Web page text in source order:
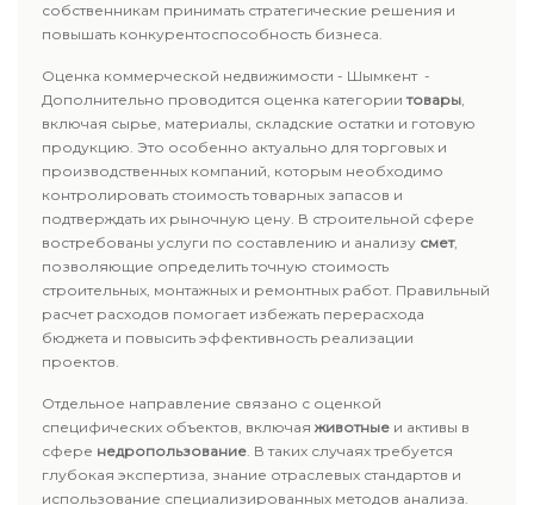
собственникам принимать стратегические решения и
повышать конкурентоспособность бизнеса.
Оценка коммерческой недвижимости - Шымкент -
Дополнительно проводится оценка категориитовары,
включая сырье, материалы, складские остатки и готовую
продукцию. Это особенно актуально для торговых и
производственных компаний, которым необходимо
контролировать стоимость товарных запасов и
подтверждать их рыночную цену. В строительной сфере
востребованы услуги по составлению и анализу смет,
позволяющие определить точную стоимость
строительных, монтажных и ремонтных работ. Правильный
расчет расходов помогает избежать перерасхода
бюджета и повысить эффективность реализации
проектов.
Отдельное направление связано с оценкой
специфических объектов, включаяживотные и активы в
сфере недропользование. В таких случаях требуется
глубокая экспертиза, знание отраслевых стандартов и
использование специализированных методов анализа.